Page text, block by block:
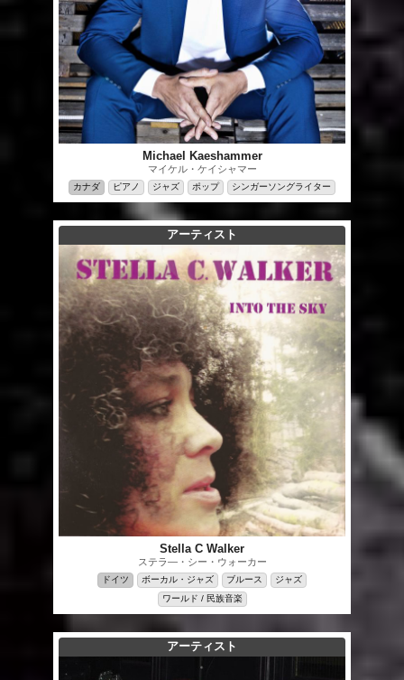
Michael Kaeshammer
マイケル・ケイシャマー
カナダ ピアノ ジャズ ポップ シンガーソングライター
アーティスト
Stella C Walker
ステラ―・シー・ウォーカー
ドイツ ボーカル・ジャズ ブルース
ジャズ
ワールド / 民族音楽
アーティスト